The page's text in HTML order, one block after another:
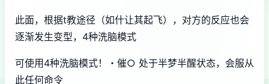
此面，根据t教途径（如什让其起飞），对方的反应也会
逐渐发生变型，4种洗脑模式
可使用4种洗脑模式！・催○ 处于半梦半醒状态，会服从
此任何命令